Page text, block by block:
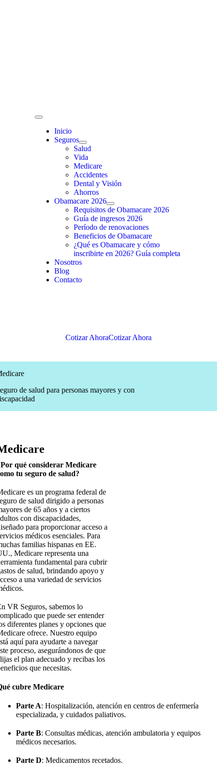
Toggle
Navigation
Inicio
Seguros
Salud
Vida
Medicare
Accidentes
Dental y Visión
Ahorros
Obamacare 2026
Requisitos de Obamacare 2026
Guía de ingresos 2026
Período de renovaciones
Beneficios de Obamacare
¿Qué es Obamacare y cómo
inscribirte en 2026? Guía completa
Nosotros
Blog
Contacto
Cotizar AhoraCotizar Ahora
de salud para personas mayores y con
qué considerar Medicare
tu seguro de salud?
es un programa federal de
de salud dirigido a personas
de 65 años y a ciertos
con discapacidades,
para proporcionar acceso a
médicos esenciales. Para
familias hispanas en EE.
Medicare representa una
fundamental para cubrir
de salud, brindando apoyo y
a una variedad de servicios
VR Seguros, sabemos lo
que puede ser entender
diferentes planes y opciones que
ofrece. Nuestro equipo
aquí para ayudarte a navegar
proceso, asegurándonos de que
el plan adecuado y recibas los
que necesitas.
cubre Medicare
Parte A: Hospitalización, atención en centros de enfermería
especializada, y cuidados paliativos.
Parte B: Consultas médicas, atención ambulatoria y equipos
médicos necesarios.
Parte D: Medicamentos recetados.